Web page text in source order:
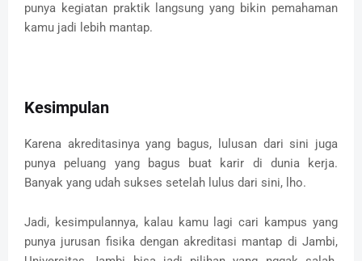
punya kegiatan praktik langsung yang bikin pemahaman
kamu jadi lebih mantap.
Kesimpulan
Karena akreditasinya yang bagus, lulusan dari sini juga
punya peluang yang bagus buat karir di dunia kerja.
Banyak yang udah sukses setelah lulus dari sini, lho.
Jadi, kesimpulannya, kalau kamu lagi cari kampus yang
punya jurusan fisika dengan akreditasi mantap di Jambi,